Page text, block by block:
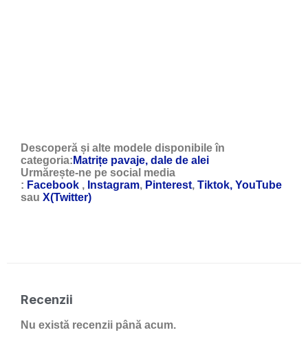
Descoperă și alte modele disponibile în
categoria: Matrițe pavaje, dale de alei
Urmărește-ne pe social media
: Facebook , Instagram, Pinterest, Tiktok, YouTube
sau X(Twitter)
Recenzii
Nu există recenzii până acum.